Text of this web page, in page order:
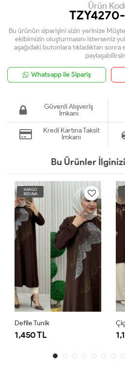
Ürün
Bu ürünün siparişini sizin yerinize
ekibimizin oluşturmasını isterseniz
aşağıdaki butonlara tıkladıktan
Whatsapp ile Sipariş
Güvenli Alışveriş
İmkanı
Kredi Kartına Taksit
İmkanı
Bu Ürünler
KARGO
BEDAVA
Defile Tunik
1,450 TL